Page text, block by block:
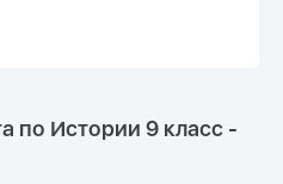
по Истории 9 класс -